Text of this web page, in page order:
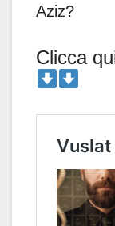
Aziz?
Clicca